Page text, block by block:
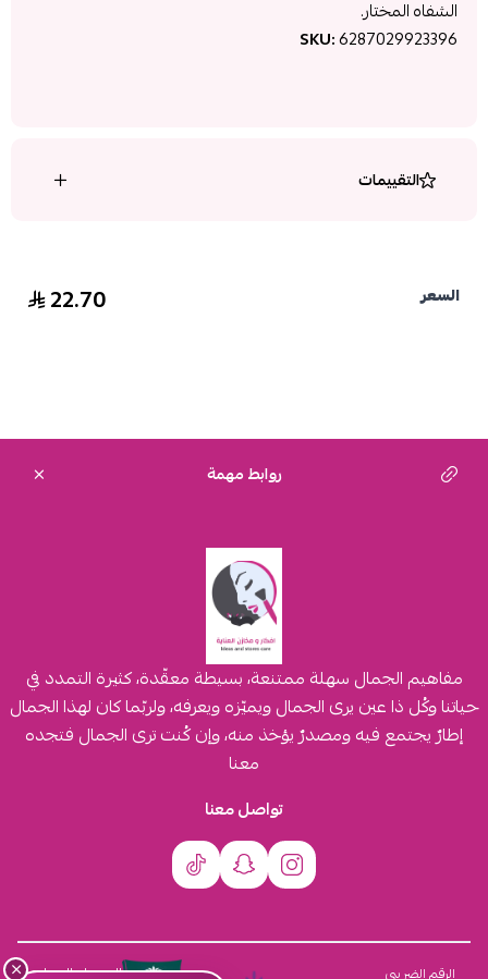
الشفاه المختار.
SKU:6287029923396
التقييمات
السعر 22.70
روابط مهمة
مفاهيم الجمال سهلة ممتنعة، بسيطة معقّدة، كثيرة التمدد في
حياتنا وكُل ذا عين يرى الجمال ويميّزه ويعرفه، ولربّما كان لهذا الجمال
إطارٌ يجتمع فيه ومصدرٌ يؤخذ منه، وإن كُنت ترى الجمال فتجده
معنا
تواصل معنا
الرقم الضريبي السجل التجاري×